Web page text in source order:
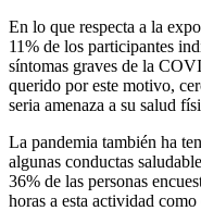
En lo que respecta a la
11% de los participantes
síntomas graves de la
querido por este motivo,
seria amenaza a su salud
La pandemia también ha
algunas conductas
36% de las personas
horas a esta actividad